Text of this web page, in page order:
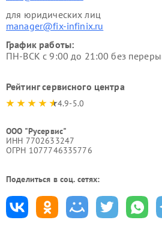
для юридических лиц
manager@fix-infinix.ru
График работы:
ПН-ВСК с 9:00 до 21:00 без
Рейтинг сервисного центра
4.9-5.0
ООО "Русервис"
ИНН 7702633247
ОГРН 1077746335776
Поделиться в соц. сетях: